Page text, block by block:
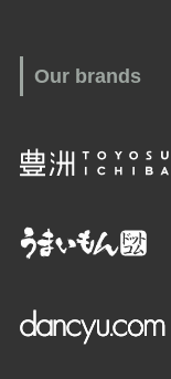
Our brands